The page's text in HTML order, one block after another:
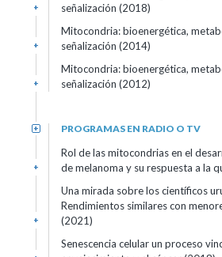
señalización (2018)
+
Mitocondria: bioenergética,
señalización (2014)
+
Mitocondria: bioenergética,
señalización (2012)
+
PROGRAMAS EN RADIO O TV
+
Rol de las mitocondrias en el
de melanoma y su respuesta a la
+
Una mirada sobre los científicos
Rendimientos similares con
(2021)
+
Senescencia celular un proceso